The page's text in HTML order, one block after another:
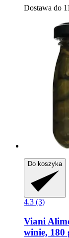
Dostawa do
Do koszyka
4.3 (3)
Viani
winie, 180